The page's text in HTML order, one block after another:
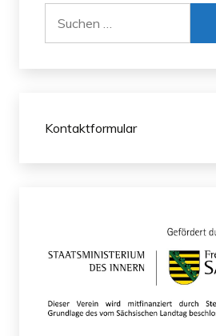
nach:
Kontaktformular